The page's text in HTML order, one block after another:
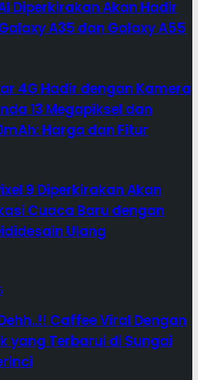
Diperkirakan Akan Hadir
A35 dan Galaxy A55
4G Hadir dengan Kamera
13 Megapiksel dan
Harga dan Fitur
9 Diperkirakan Akan
Cuaca Baru dengan
Ulang
Caffee Viral Dengan
yang Terbarui di Sungai